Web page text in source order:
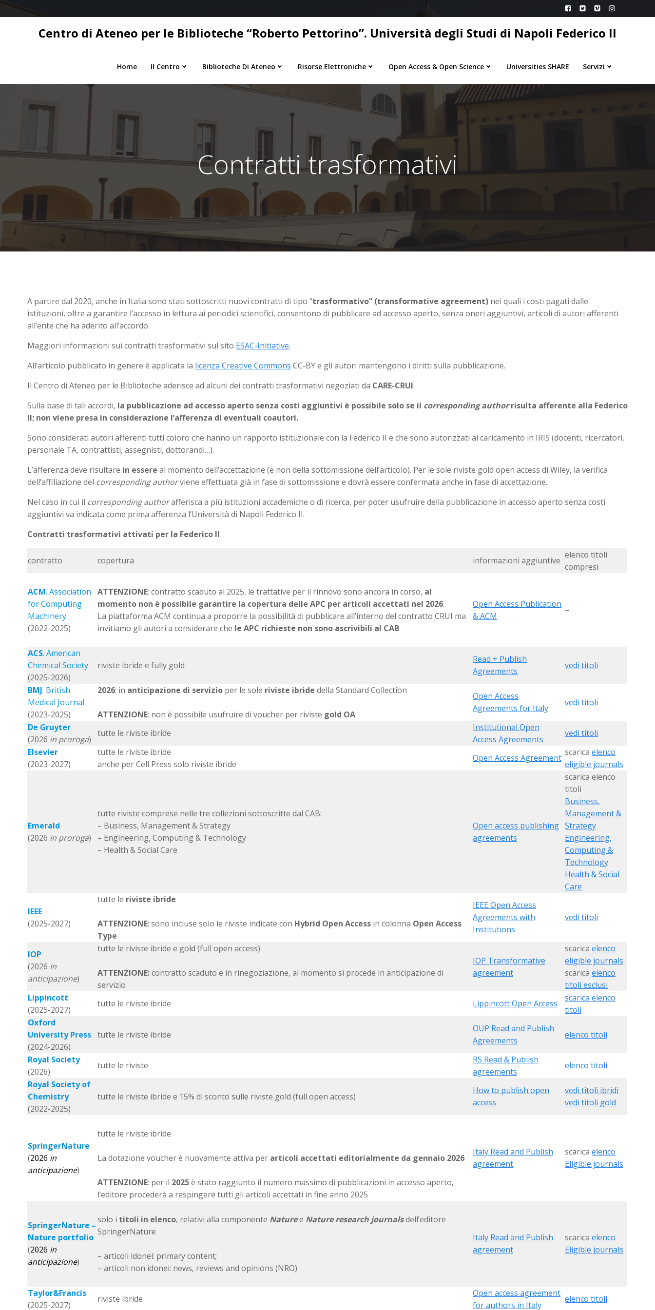
al
Centro di Ateneo per le Biblioteche “Roberto Pettorino”. Università degli Studi di Napoli Federico II
Home Il Centro Biblioteche Di Ateneo Risorse Elettroniche Open Access & Open Science Universities SHARE Servizi
Contratti trasformativi
A partire dal 2020, anche in Italia sono stati sottoscritti nuovi contratti di tipo “trasformativo” (transformative agreement) nei quali i costi pagati dalle
istituzioni, oltre a garantire l’accesso in lettura ai periodici scientifici, consentono di pubblicare ad accesso aperto, senza oneri aggiuntivi, articoli di autori afferenti
all’ente che ha aderito all’accordo.
Maggiori informazioni sui contratti trasformativi sul sito ESAC-Initiative.
All’articolo pubblicato in genere è applicata la licenza Creative Commons CC-BY e gli autori mantengono i diritti sulla pubblicazione.
Il Centro di Ateneo per le Biblioteche aderisce ad alcuni dei contratti trasformativi negoziati da CARE-CRUI.
Sulla base di tali accordi, la pubblicazione ad accesso aperto senza costi aggiuntivi è possibile solo se il corresponding authorrisulta afferente alla Federico
II; non viene presa in considerazione l’afferenza di eventuali coautori.
Sono considerati autori afferenti tutti coloro che hanno un rapporto istituzionale con la Federico II e che sono autorizzati al caricamento in IRIS (docenti, ricercatori,
personale TA, contrattisti, assegnisti, dottorandi…).
L’afferenza deve risultare in essere al momento dell’accettazione (e non della sottomissione dell’articolo). Per le sole riviste gold open access di Wiley, la verifica
dell’affiliazione del corresponding authorviene effettuata già in fase di sottomissione e dovrà essere confermata anche in fase di accettazione.
Nel caso in cui il corresponding authorafferisca a più istituzioni accademiche o di ricerca, per poter usufruire della pubblicazione in accesso aperto senza costi
aggiuntivi va indicata come prima afferenza l’Università di Napoli Federico II.
Contratti trasformativi attivati per la Federico II
contratto copertura informazioni aggiuntive
elenco titoli
compresi
ACM. Association
for Computing
Machinery
(2022-2025)
ATTENZIONE: contratto scaduto al 2025, le trattative per il rinnovo sono ancora in corso, al
momento non è possibile garantire la copertura delle APC per articoli accettati nel 2026.
La piattaforma ACM continua a proporre la possibilità di pubblicare all’interno del contratto CRUI ma
invitiamo gli autori a considerare che le APC richieste non sono ascrivibili al CAB
Open Access Publication
& ACM
–
ACS. American
Chemical Society
(2025-2026)
riviste ibride e fully gold
Read + Publish
Agreements
vedi titoli
BMJ. British
Medical Journal
(2023-2025)
2026: in anticipazione di servizio per le sole riviste ibride della Standard Collection
ATTENZIONE: non è possibile usufruire di voucher per riviste gold OA
Open Access
Agreements for Italy
vedi titoli
De Gruyter
(2026 in proroga)
tutte le riviste ibride
Institutional Open
Access Agreements
vedi titoli
Elsevier
(2023-2027)
tutte le riviste ibride
anche per Cell Press solo riviste ibride
Open Access Agreement
scarica elenco
eligible journals
Emerald
(2026 in proroga)
tutte riviste comprese nelle tre collezioni sottoscritte dal CAB:
– Business, Management & Strategy
– Engineering, Computing & Technology
– Health & Social Care
Open access publishing
agreements
scarica elenco
titoli
Business,
Management &
Strategy
Engineering,
Computing &
Technology
Health & Social
Care
IEEE
(2025-2027)
tutte le riviste ibride
ATTENZIONE: sono incluse solo le riviste indicate con Hybrid Open Access in colonna Open Access
Type
IEEE Open Access
Agreements with
Institutions
vedi titoli
IOP
(2026 in
anticipazione)
tutte le riviste ibride e gold (full open access)
ATTENZIONE:contratto scaduto e in rinegoziazione, al momento si procede in anticipazione di
servizio
IOP Transformative
agreement
scarica elenco
eligible journals
scarica elenco
titoli esclusi
Lippincott
(2025-2027)
tutte le riviste ibride Lippincott Open Access
scarica elenco
titoli
Oxford
University Press
(2024-2026)
tutte le riviste ibride
OUP Read and Publish
Agreements
elenco titoli
Royal Society
(2026)
tutte le riviste
RS Read & Publish
agreements
elenco titoli
Royal Society of
Chemistry
(2022-2025)
tutte le riviste ibride e 15% di sconto sulle riviste gold (full open access)
How to publish open
access
vedi titoli ibridi
vedi titoli gold
SpringerNature
(2026 in
anticipazione)
tutte le riviste ibride
La dotazione voucher è nuovamente attiva per articoli accettati editorialmente da gennaio 2026
ATTENZIONE: per il 2025è stato raggiunto il numero massimo di pubblicazioni in accesso aperto,
l’editore procederà a respingere tutti gli articoli accettati in fine anno 2025
Italy Read and Publish
agreement
scarica elenco
Eligible journals
SpringerNature –
Nature portfolio
(2026 in
anticipazione)
solo i titoli in elenco, relativi alla componente Naturee Nature research journalsdell’editore
SpringerNature
– articoli idonei: primary content;
– articoli non idonei: news, reviews and opinions (NRO)
Italy Read and Publish
agreement
scarica elenco
Eligible journals
Taylor&Francis
(2025-2027)
riviste ibride
Open access agreement
for authors in Italy
elenco titoli